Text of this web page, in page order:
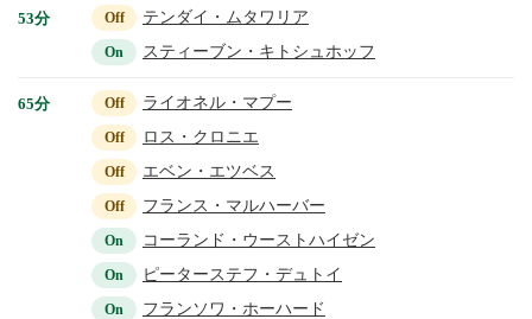
53分 Off テンダイ・ムタワリア
On スティーブン・キトシュホッフ
65分 Off ライオネル・マプー
Off ロス・クロニエ
Off エベン・エツベス
Off フランス・マルハーバー
On コーランド・ウーストハイゼン
On ピーターステフ・デュトイ
On フランソワ・ホーハード